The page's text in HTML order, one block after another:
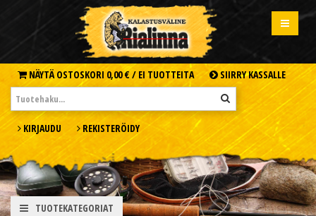
NÄYTÄ OSTOSKORI 0,00 € / EI TUOTTEITA SIIRRY KASSALLE
KIRJAUDU REKISTERÖIDY
TUOTEKATEGORIAT